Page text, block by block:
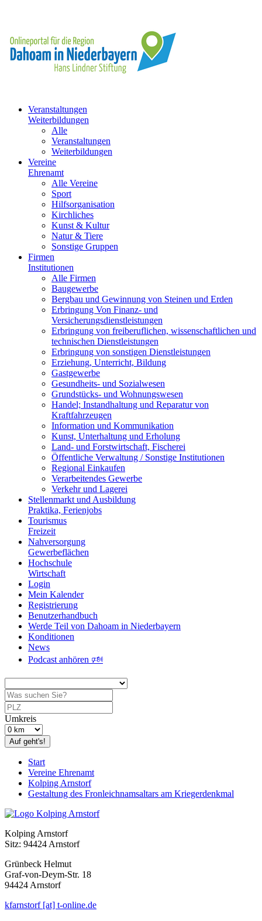
Veranstaltungen
Weiterbildungen
Alle
Veranstaltungen
Weiterbildungen
Vereine
Ehrenamt
Alle Vereine
Sport
Hilfsorganisation
Kirchliches
Kunst & Kultur
Natur & Tiere
Sonstige Gruppen
Firmen
Institutionen
Alle Firmen
Baugewerbe
Bergbau und Gewinnung von Steinen und Erden
Erbringung Von Finanz- und
Versicherungsdienstleistungen
Erbringung von freiberuflichen, wissenschaftlichen und
technischen Dienstleistungen
Erbringung von sonstigen Dienstleistungen
Erziehung, Unterricht, Bildung
Gastgewerbe
Gesundheits- und Sozialwesen
Grundstücks- und Wohnungswesen
Handel; Instandhaltung und Reparatur von
Kraftfahrzeugen
Information und Kommunikation
Kunst, Unterhaltung und Erholung
Land- und Forstwirtschaft, Fischerei
Öffentliche Verwaltung / Sonstige Institutionen
Regional Einkaufen
Verarbeitendes Gewerbe
Verkehr und Lagerei
Stellenmarkt und Ausbildung
Praktika, Ferienjobs
Tourismus
Freizeit
Nahversorgung
Gewerbeflächen
Hochschule
Wirtschaft
Login
Mein Kalender
Registrierung
Benutzerhandbuch
Werde Teil von Dahoam in Niederbayern
Konditionen
News
Podcast anhören 🕬
Umkreis
Auf geht's!
Start
Vereine Ehrenamt
Kolping Arnstorf
Gestaltung des Fronleichnamsaltars am Kriegerdenkmal
Kolping Arnstorf
Sitz: 94424 Arnstorf
Grünbeck Helmut
Graf-von-Deym-Str. 18
94424 Arnstorf
kfarnstorf [at] t-online.de